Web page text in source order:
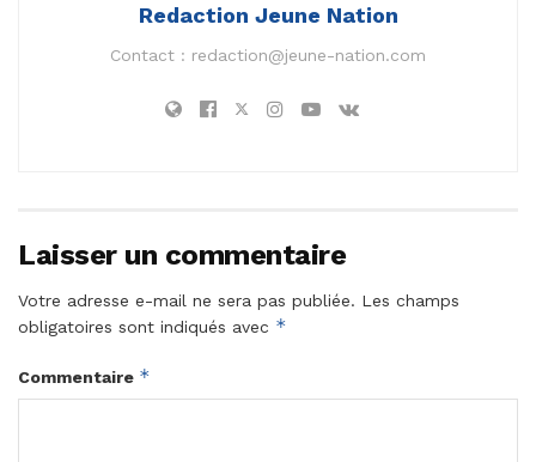
Redaction Jeune Nation
Contact : redaction@jeune-nation.com
Laisser un commentaire
Votre adresse e-mail ne sera pas publiée. Les champs
obligatoires sont indiqués avec *
Commentaire *